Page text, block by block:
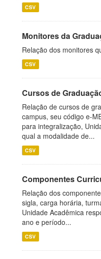
CSV
Monitores da
Relação dos monitores
CSV
Cursos de
Relação de cursos de
campus, seu código e-
para integralização,
qual a modalidade de...
CSV
Componentes
Relação dos
sigla, carga horária,
Unidade Acadêmica
ano e período...
CSV